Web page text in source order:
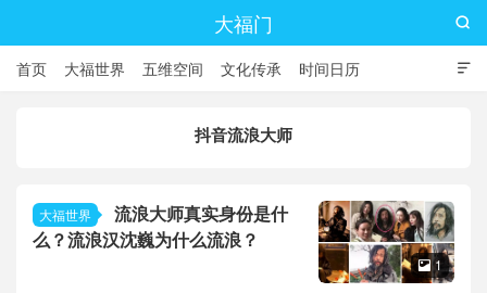
大福门

首页 大福世界 五维空间 文化传承 时间日历

抖音流浪大师
大福世界
流浪大师真实身份是什
么？流浪汉沈巍为什么流浪？
 1